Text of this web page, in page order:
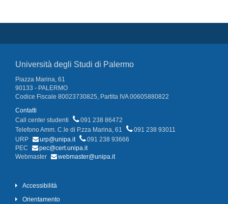
Università degli Studi di Palermo
Piazza Marina, 61
90133 - PALERMO
Codice Fiscale 80023730825, Partita IVA 00605880822
Contatti
Call center studenti
091 238 86472
Telefono Amm. C.le di P.zza Marina, 61
091 238 93011
URP
urp@unipa.it
091 238 93666
PEC
pec@cert.unipa.it
Webmaster
webmaster@unipa.it
Accessibilità
Orientamento